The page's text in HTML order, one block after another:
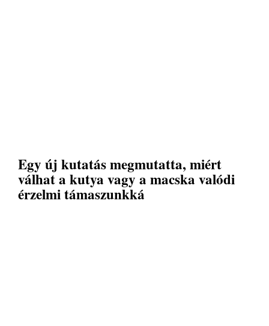
Egy új kutatás megmutatta, miért
válhat a kutya vagy a macska valódi
érzelmi támaszunkká